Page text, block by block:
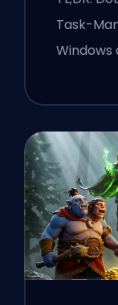
ist
Task-
Windows